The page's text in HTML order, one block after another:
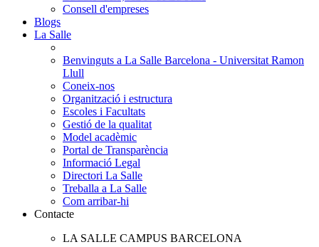
Consell d'empreses
Blogs
La Salle
Benvinguts a La Salle Barcelona - Universitat Ramon
Llull
Coneix-nos
Organització i estructura
Escoles i Facultats
Gestió de la qualitat
Model acadèmic
Portal de Transparència
Informació Legal
Directori La Salle
Treballa a La Salle
Com arribar-hi
Contacte
LA SALLE CAMPUS BARCELONA